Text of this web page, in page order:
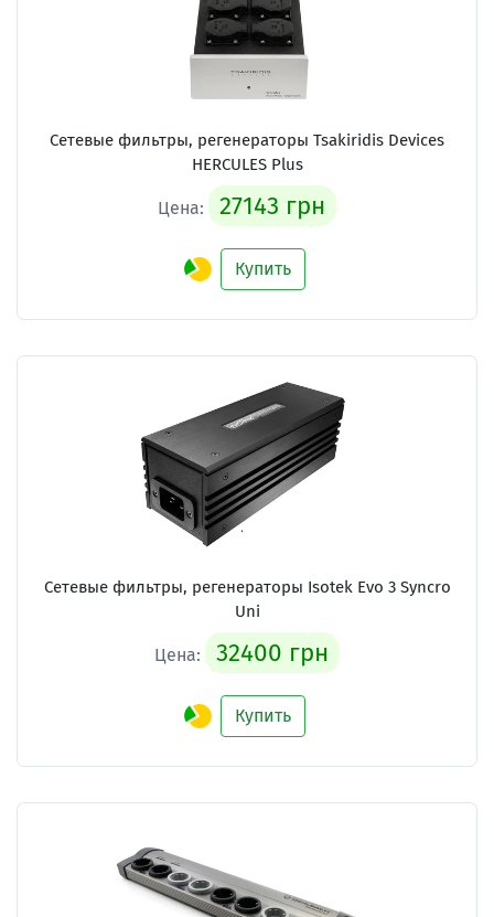
Сетевые фильтры, регенераторы Tsakiridis Devices
HERCULES Plus
Цена: 27143 грн
Купить
Сетевые фильтры, регенераторы Isotek Evo 3 Syncro
Uni
Цена: 32400 грн
Купить